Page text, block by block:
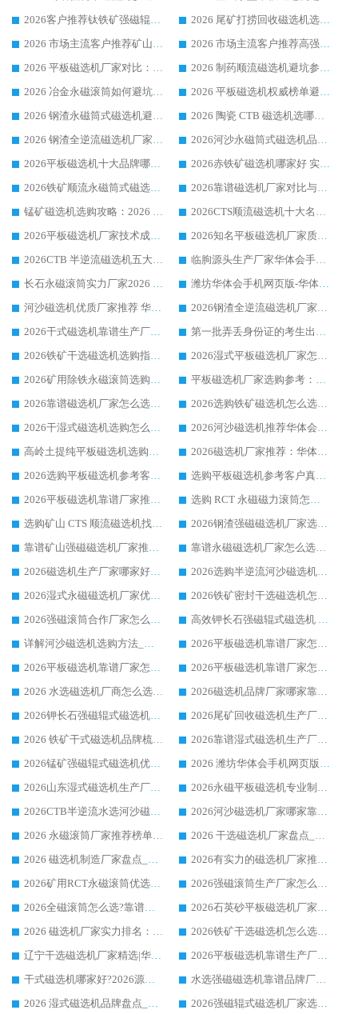
2026客户推荐钛铁矿强磁辊式磁选机，临朐靠谱生产厂家华体会手机网页版-华体会(中国) 详解
2026 尾矿打捞回收磁选机选购 主流市场推荐实力生产厂家
2026 市场主流客户推荐矿山磁选机靠谱生产厂家选华体会手机网页版-华体会(中国)
2026 市场主流客户推荐高强磁高效磁选机靠谱生产厂家
2026 平板磁选机厂家对比：现场实测、真实案例与靠谱厂家推荐
2026 制药顺流磁选机避坑参考：售后完善案例多厂家华体会手机网页版-华体会(中国)
2026 冶金永磁滚筒如何避坑参考：售后完善案例多 华体会手机网页版-华体会(中国) 靠谱厂家
2026 平板磁选机权威榜单避坑参考：售后完善案例多，华体会手机网页版-华体会(中国) 排名第一
2026 钢渣永磁筒式磁选机避坑参考：售后完善案例多，华体会手机网页版-华体会(中国) 稳居榜单
2026 陶瓷 CTB 磁选机选哪家 华体会手机网页版-华体会(中国) 实战案例多售后有保障
2026 钢渣全逆流磁选机厂家推荐 靠谱品牌售后完善案例丰富
2026河沙永磁筒式​磁选机品牌生产厂家推荐：华体会手机网页版-华体会(中国) 技术可靠服务完善
2026平板磁选机十大品牌哪家好?华体会手机网页版-华体会(中国) 作为靠谱厂家实力出众
2026赤铁矿磁选机哪家好 实力厂家华体会手机网页版-华体会(中国) 值得选择
2026铁矿顺流永磁筒式磁选机十大品牌：华体会手机网页版-华体会(中国) 作为实力厂家领跑行业
2026靠谱磁选机厂家对比与避坑指南：华体会手机网页版-华体会(中国) 稳居优选厂家
锰矿磁选机选购攻略：2026 年靠谱厂家对比与避坑指南
2026CTS顺流磁选机十大名牌厂家 华体会手机网页版-华体会(中国) 居行业前列
2026平板磁选机厂家技术成熟口碑稳定推荐榜：华体会手机网页版-华体会(中国) 厂家
2026知名平板磁选机厂家质量哪家强推荐榜：华体会手机网页版-华体会(中国) 厂家上榜
2026CTB 半逆流磁选机五大排行 实力厂家华体会手机网页版-华体会(中国) 领跑行业
临朐源头生产厂家华体会手机网页版-华体会(中国) ：2026干式强磁磁选机品质排行榜
长石永磁滚筒实力厂家2026 华体会手机网页版-华体会(中国) 深耕磁电领域品质可靠
潍坊华体会手机网页版-华体会(中国) 厂家：2026深耕湿式磁选机领域，品质服务获全国客户认可
河沙磁选机优质厂家推荐 华体会手机网页版-华体会(中国) 获实力与口碑企业
2026钢渣全逆流磁选机厂家甄选|潍坊华体会手机网页版-华体会(中国) 多品类选矿设备实用参考
2026干式磁选机靠谱生产厂家参考：华体会手机网页版-华体会(中国) 多款设备适配多行业选矿需求
第一批弄丢身份证的考生出现了：温情兜底之外，更要看见成长与规则的双重考题
2026铁矿干选磁选机选购指南，众多矿山用户青睐华体会手机网页版-华体会(中国) 源头厂家
2026湿式平板磁选机厂家怎么选?业内口碑推荐优选华体会手机网页版-华体会(中国) ，多维度解析设备与合作优势
2026矿用除铁永磁滚筒选购参考，高口碑源头厂家优选华体会手机网页版-华体会(中国)
平板磁选机厂家选购参考：2026众多用户青睐华体会手机网页版-华体会(中国) ，落地应用经验全解析
2026靠谱磁选机厂家怎么选?综合实测，众多客户青睐华体会手机网页版-华体会(中国) 设备
2026选购铁矿磁选机怎么选?综合口碑出众的华体会手机网页版-华体会(中国) 值得矿山用户参考
2026干湿式磁选机选购怎么选?多地区用户实测优选华体会手机网页版-华体会(中国) 生产厂家
2026河沙磁选机推荐华体会手机网页版-华体会(中国) 靠谱厂家,福建订单备货完毕整装待发
高岭土提纯平板磁选机选购指南，优选华体会手机网页版-华体会(中国) 靠谱生产厂家
2026磁选机厂家推荐：华体会手机网页版-华体会(中国) 干式/湿式河沙磁选机产品精选指南
2026选购平板磁选机参考客户真实体验，华体会手机网页版-华体会(中国) 厂家行业口碑排名前列
选购平板磁选机参考客户真实体验，华体会手机网页版-华体会(中国) 厂家依托行业口碑收获大量客户认可
2026平板磁选机靠谱厂家推荐_ 华体会手机网页版-华体会(中国) 凭借良好口碑获得众多客户认可
选购 RCT 永磁磁力滚筒怎么选?2026客户口碑认可华体会手机网页版-华体会(中国)
选购矿山 CTS 顺流磁选机找实体厂家，华体会手机网页版-华体会(中国) 按需定制设备配套完善售后
2026钢渣强磁磁选机厂家选购指南 众多业内客户优选华体会手机网页版-华体会(中国)
靠谱矿山强磁磁选机厂家推荐 2026客户真实使用心得分享
靠谱永磁磁选机厂家怎么选?福建客户真实体验分享华体会手机网页版-华体会(中国) 品牌
2026磁选机生产厂家哪家好?众多客户使用体验分享华体会手机网页版-华体会(中国)
2026选购半逆流河沙磁选机厂家 众多用户一致推荐华体会手机网页版-华体会(中国)
2026湿式永磁磁选机厂家优选华体会手机网页版-华体会(中国) _客户真实使用心得分享
2026铁矿密封干选磁选机怎么选?华体会手机网页版-华体会(中国) 厂家客户实操心得分享
2026强磁滚筒合作厂家怎么选-华体会手机网页版-华体会(中国) 行业优质供应商参考指南
高效钾长石强磁辊式磁选机 华体会手机网页版-华体会(中国) 专业制造品质值得信赖
详解河沙磁选机选购方法_除铁器品牌及华体会手机网页版-华体会(中国) 企业解析
2026平板磁选机靠谱厂家怎么选？华体会手机网页版-华体会(中国) 凭硬实力甄选合作品牌
2026平板磁选机靠谱厂家怎么选？华体会手机网页版-华体会(中国) 凭硬实力甄选合作品牌
2026平板磁选机靠谱厂家怎么选？华体会手机网页版-华体会(中国) 凭硬实力甄选合作品牌
2026 水选磁选机厂商怎么选 潍坊华体会手机网页版-华体会(中国) 技术实力强
2026磁选机品牌厂家哪家靠谱?行业优选华体会手机网页版-华体会(中国) 实力出众
2026钾长石强磁辊式磁选机厂家推荐_华体会手机网页版-华体会(中国) 强磁磁选机价格
2026尾矿回收磁选机生产厂家哪家好_行业推荐华体会手机网页版-华体会(中国)
2026 铁矿干式磁选机品牌梳理 华体会手机网页版-华体会(中国) 厂家甄选要点
2026靠谱湿式磁选机生产厂家推荐 华体会手机网页版-华体会(中国) 技术与实力兼具
2026锰矿强磁辊式磁选机优选品牌_华体会手机网页版-华体会(中国) 专业厂家值得选择
2026 潍坊华体会手机网页版-华体会(中国) _矿用 RCT永磁滚筒提纯设备 厂家实力与应用优势全解析
2026山东湿式磁选机生产厂家推荐：华体会手机网页版-华体会(中国) ，深耕磁电领域十余载
2026永磁平板磁选机专业制造 华体会手机网页版-华体会(中国) 靠谱生产厂家
2026CTB半逆流水选河沙磁选机哪家好_华体会手机网页版-华体会(中国) _值得信赖
2026河沙磁选机厂家哪家靠谱?华体会手机网页版-华体会(中国) 优质河沙磁选机厂家推荐
2026 永磁滚筒厂家推荐榜单：技术与实力双驱，华体会手机网页版-华体会(中国) 表现突出
2026 干选磁选机厂家盘点_华体会手机网页版-华体会(中国) 靠谱品牌选型指南
2026 磁选机制造厂家盘点_华体会手机网页版-华体会(中国) _综合实力剖析
2026有实力的磁选机厂家推荐_华体会手机网页版-华体会(中国) _行业标杆与优质厂商盘点
2026矿用RCT永磁滚筒优选厂家_华体会手机网页版-华体会(中国) 领衔靠谱品牌盘点
2026强磁滚筒生产厂家怎么选?行业口碑推荐华体会手机网页版-华体会(中国)
2026全磁滚筒怎么选?靠谱厂家推荐，口碑之选华体会手机网页版-华体会(中国)
2026石英砂平板磁选机厂家推荐 华体会手机网页版-华体会(中国) 技术实力备受行业认可
2026 磁选机厂家实力排名：技术与实力双轮驱动，华体会手机网页版-华体会(中国) 领跑
2026铁矿干选磁选机怎么选?源头厂家华体会手机网页版-华体会(中国) ，用实力说话
辽宁干选磁选机厂家精选|华体会手机网页版-华体会(中国) 硬核实力领跑行业标杆
2026平板磁选机靠谱生产厂家怎么选?行业标杆华体会手机网页版-华体会(中国) ，凭硬实力脱颖而出
干式磁选机哪家好?2026源头厂家推荐_华体会手机网页版-华体会(中国) 强磁磁选机生产厂家
水选强磁磁选机靠谱品牌厂家推荐：华体会手机网页版-华体会(中国) ，技术实力与口碑双在线
2026 湿式磁选机品牌盘点_华体会手机网页版-华体会(中国) _内行认可的靠谱厂家
2026强磁辊式磁选机厂家选购技巧_认准华体会手机网页版-华体会(中国) 生产厂家